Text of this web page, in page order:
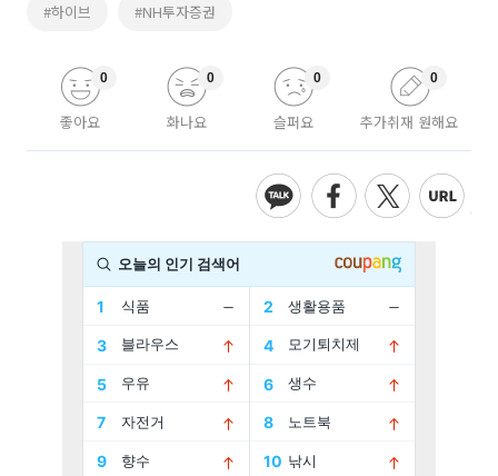
#하이브 #NH투자증권
좋아요
0
화나요
0
슬퍼요
0
추가취재 원해요
0